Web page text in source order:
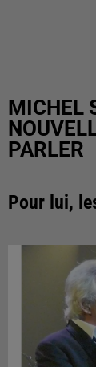
MICHEL
PARLER
Pour lui,